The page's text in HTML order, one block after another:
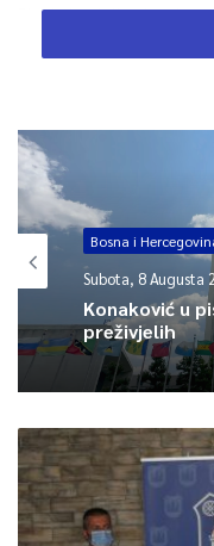
Pionirske doline i prvi
bude završena
brinuti o sigurnosti
Bosna i
Subota, 8 Augusta
Konaković u
preživjelih